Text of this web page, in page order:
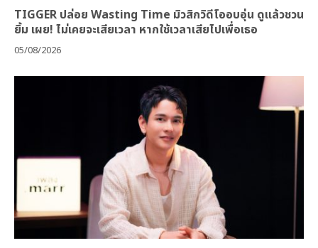
TIGGER ปล่อย Wasting Time มิวสิกวิดีโออบอุ่น ดูแล้วชวน
ยิ้ม เผย! ไม่เคยจะเสียเวลา หากใช้เวลาเสียไปเพื่อเธอ
05/08/2026